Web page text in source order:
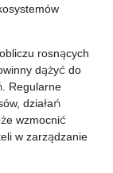
rosnących
dążyć do
Regularne
działań
wzmocnić
w zarządzanie